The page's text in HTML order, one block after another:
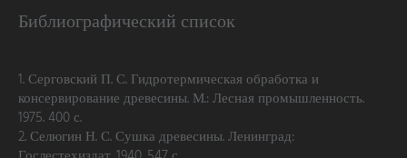
Библиографический список
1. Серговский П. С. Гидротермическая обработка и
консервирование древесины. М.: Лесная промышленность.
1975. 400 с.
2. Селюгин Н. С. Сушка древесины. Ленинград: